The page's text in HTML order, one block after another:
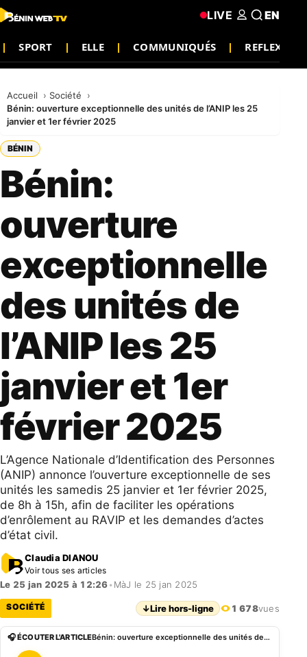
SPORT ELLE COMMUNIQUÉS REFLEXION
LIVE EN
Accueil
Société
Bénin: ouverture exceptionnelle des unités de l’ANIP les 25
janvier et 1er février 2025
BÉNIN
Bénin:
ouverture
exceptionnelle
des unités de
l’ANIP les 25
janvier et 1er
février 2025
L’Agence Nationale d’Identification des Personnes
(ANIP) annonce l’ouverture exceptionnelle de ses
unités les samedis 25 janvier et 1er février 2025,
de 8h à 15h, afin de faciliter les opérations
d’enrôlement au RAVIP et les demandes d’actes
d’état civil.
Claudia DIANOU
Voir tous ses articles
Le 25 jan 2025 à 12:26• MàJ le 25 jan 2025
SOCIÉTÉ ↓Lire hors-ligne 1 678vues
🎧 ÉCOUTER L'ARTICLE Bénin: ouverture exceptionnelle des unités de l’ANIP les 25 janvier et 1er février 2025